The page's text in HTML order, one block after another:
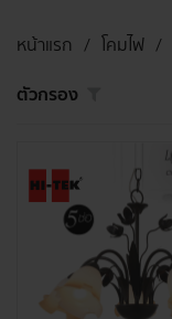
หน้าแรก โคมไฟ
ตัวกรอง